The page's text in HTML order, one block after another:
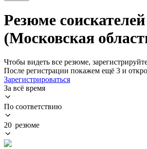
Резюме
(Московская
Чтобы видеть все резюме,
После регистрации покажем ещё 3 и
Зарегистрироваться
За всё время
По соответствию
20 резюме